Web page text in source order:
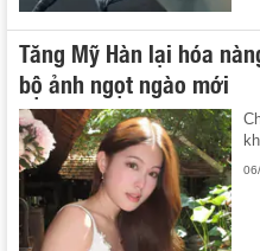
Tăng Mỹ Hàn lại hóa
bộ ảnh ngọt ngào mới